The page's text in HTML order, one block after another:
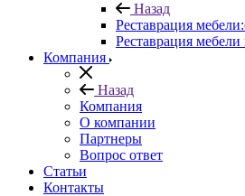
Назад
Реставрация
Реставрация
Компания
Назад
Компания
О компании
Партнеры
Вопрос ответ
Cтатьи
Контакты